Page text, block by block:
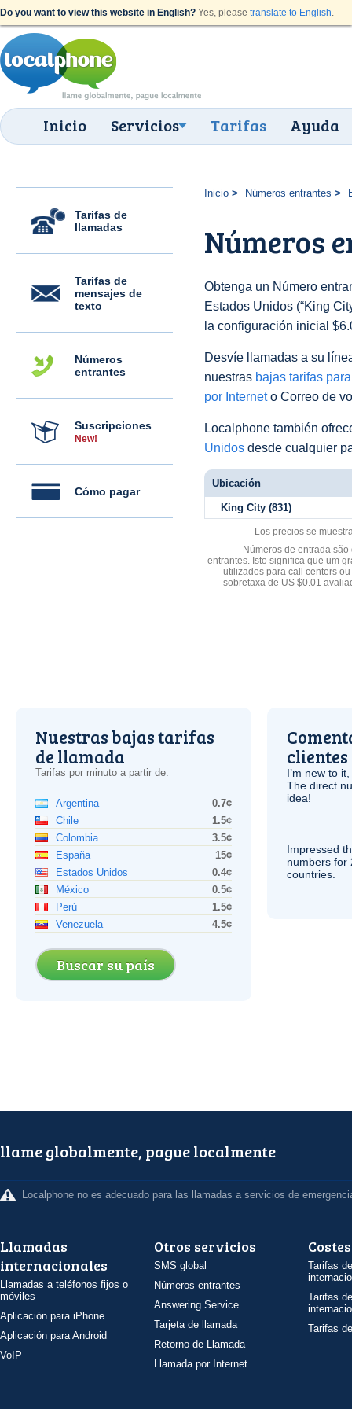
Do you want to view this website in English? Yes, please translate to English.
Inicio Servicios Tarifas Ayuda
Tarifas de
llamadas
Tarifas de
mensajes de
texto
Números
entrantes
Suscripciones
New!
Cómo pagar
Inicio Números entrantes
Números
Obtenga un Número
Estados Unidos (“King
la configuración inicial
Desvíe llamadas a su
nuestras bajas tarifas
por Interneto Correo de
Localphone también
Unidos desde cualquier
Ubicación
King City (831)
Los precios se
Números de entrada
entrantes. Isto significa que um
utilizados para call centers
sobretaxa de US $0.01
Nuestras bajas tarifas
de llamada
Tarifas por minuto a partir de:
Argentina
0.7¢
Chile
1.5¢
Colombia
3.5¢
España
15¢
Estados Unidos
0.4¢
México
0.5¢
Perú
1.5¢
Venezuela
4.5¢
Buscar su país
clientes
I’m new to
The direct
idea!
Impressed
numbers for
countries.
llame globalmente, pague localmente
Localphone no es adecuado para las llamadas a servicios de
Llamadas
internacionales
Llamadas a teléfonos fijos o
móviles
Aplicación para iPhone
Aplicación para Android
VoIP
Otros servicios
SMS global
Números entrantes
Answering Service
Tarjeta de llamada
Retorno de Llamada
Llamada por Internet
Costes
Tarifas
Tarifas
Tarifas